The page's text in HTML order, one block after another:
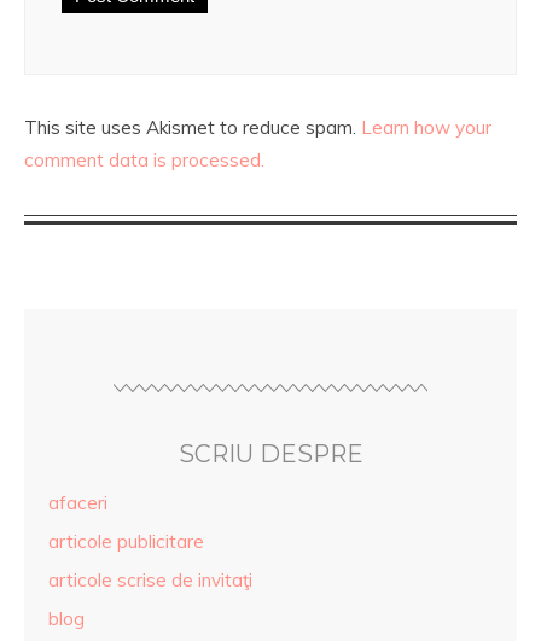
This site uses Akismet to reduce spam. Learn how your
comment data is processed.
SCRIU DESPRE
afaceri
articole publicitare
articole scrise de invitaţi
blog